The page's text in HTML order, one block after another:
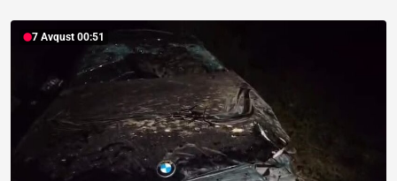
7 Avqust 00:51